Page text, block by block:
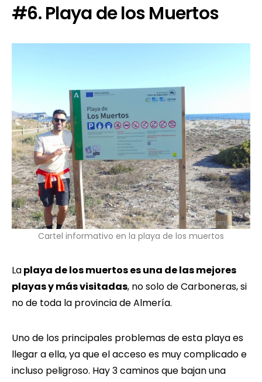
#6. Playa de los Muertos
Cartel informativo en la playa de los muertos
Laplaya de los muertos es una de las mejores
playas y más visitadas, no solo de Carboneras, si
no de toda la provincia de Almería.
Uno de los principales problemas de esta playa es
llegar a ella, ya que el acceso es muy complicado e
incluso peligroso. Hay 3 caminos que bajan una